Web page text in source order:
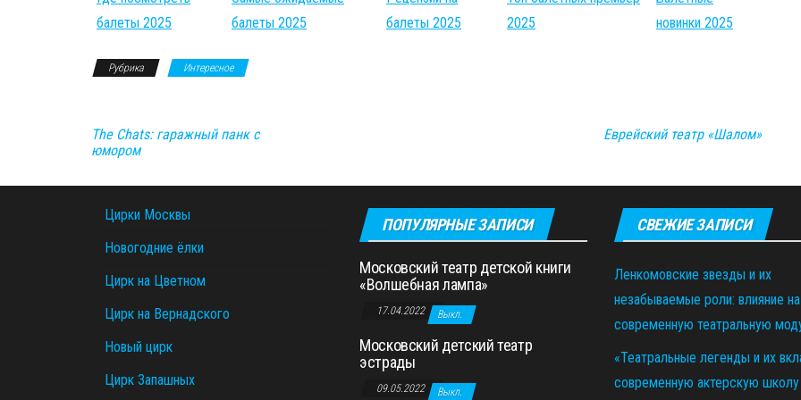
балеты 2025
балеты 2025
балеты 2025
2025
новинки 2025
Рубрика Интересное
The Chats: гаражный панк с
юмором
Еврейский театр «Шалом»
Цирки Москвы
Новогодние ёлки
Цирк на Цветном
Цирк на Вернадского
Новый цирк
Цирк Запашных
ПОПУЛЯРНЫЕ ЗАПИСИ
Московский театр детской книги
«Волшебная лампа»
17.04.2022 Выкл.
Московский детский театр
эстрады
09.05.2022 Выкл.
СВЕЖИЕ ЗАПИСИ
Ленкомовские звезды и их
незабываемые роли: влияние на
современную театральную
«Театральные легенды и их
современную актерскую школу